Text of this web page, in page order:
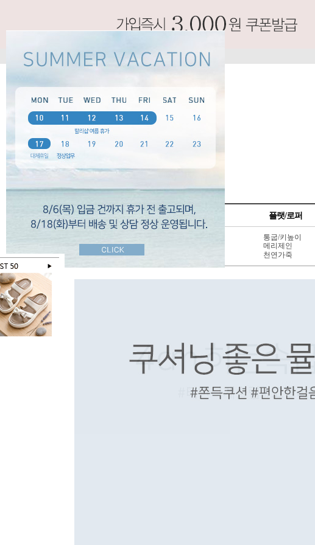
SPECIAL 펌프스 플랫/로퍼
BEST 50
SALE
통굽/키높이
메리제인
천연가죽